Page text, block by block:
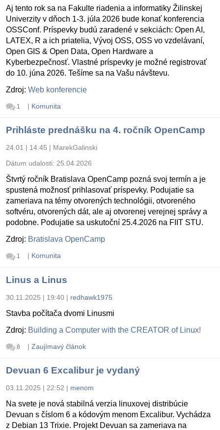
Aj tento rok sa na Fakulte riadenia a informatiky Žilinskej
Univerzity v dňoch 1-3. júla 2026 bude konať konferencia
OSSConf. Príspevky budú zaradené v sekciách: Open AI,
LATEX, R a ich priatelia, Vývoj OSS, OSS vo vzdelávaní,
Open GIS & Open Data, Open Hardware a
Kyberbezpečnosť. Vlastné príspevky je možné registrovať
do 10. júna 2026. Tešíme sa na Vašu návštevu.
Zdroj: Web konferencie
1 | Komunita
Prihláste prednášku na 4. ročník OpenCamp
24.01 | 14:45 | MarekGalinski
Dátum udalosti: 25.04.2026
Štvrtý ročník Bratislava OpenCamp pozná svoj termín a je
spustená možnosť prihlasovať príspevky. Podujatie sa
zameriava na témy otvorených technológii, otvoreného
softvéru, otvorených dát, ale aj otvorenej verejnej správy a
podobne. Podujatie sa uskutoční 25.4.2026 na FIIT STU.
Zdroj: Bratislava OpenCamp
1 | Komunita
Linus a Linus
30.11.2025 | 19:40 | redhawk1975
Stavba počítača dvomi Linusmi
Zdroj: Building a Computer with the CREATOR of Linux!
8 | Zaujímavý článok
Devuan 6 Excalibur je vydaný
03.11.2025 | 22:52 | menom
Na svete je nová stabilná verzia linuxovej distribúcie
Devuan s číslom 6 a kódovým menom Excalibur. Vychádza
z Debian 13 Trixie. Projekt Devuan sa zameriava na